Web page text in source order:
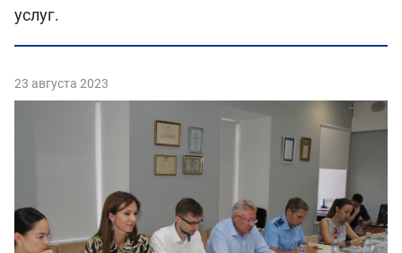
услуг.
23 августа 2023